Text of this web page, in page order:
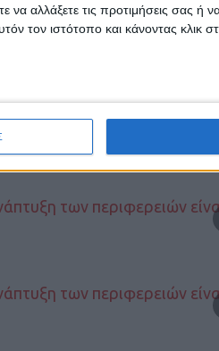
να αλλάξετε τις προτιμήσεις σας ή
τον ιστότοπο και κάνοντας
δήμαρχος Τρικαίων
μπάσκετ ή ποδοσφαίρου
μην περιμένουν, είπε το
κανόνα. Κερδίζεις μένεις,